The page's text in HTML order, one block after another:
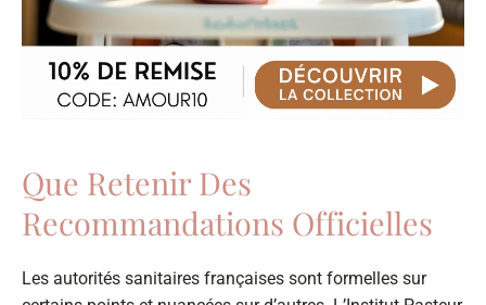
Que Retenir Des
Recommandations Officielles
Les autorités sanitaires françaises sont formelles sur